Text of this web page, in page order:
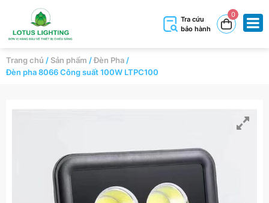
Tra cứu
bảo hành
0
Trang chủ /Sản phẩm /Đèn Pha /
Đèn pha 8066 Công suất 100W LTPC100